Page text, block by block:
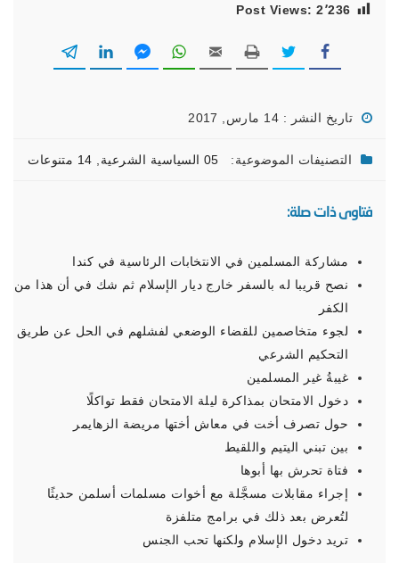
Post Views: 2٬236
تاريخ النشر : 14 مارس, 2017
التصنيفات الموضوعية: 05 السياسية الشرعية 14 متنوعات
فتاوى ذات صلة:
مشاركة المسلمين في الانتخابات الرئاسية في كندا
نصح قريبا له بالسفر خارج ديار الإسلام ثم شك في أن هذا من
الكفر
لجوء متخاصمين للقضاء الوضعي لفشلهم في الحل عن طريق
التحكيم الشرعي
غيبةُ غير المسلمين
دخول الامتحان بمذاكرة ليلة الامتحان فقط تواكلًا
حول تصرف أخت في معاش أختها مريضة الزهايمر
بين تبني اليتيم واللقيط
فتاة تحرش بها أبوها
إجراء مقابلات مسجَّلة مع أخوات مسلمات أسلمن حديثًا
لتُعرض بعد ذلك في برامج متلفزة
تريد دخول الإسلام ولكنها تحب الجنس